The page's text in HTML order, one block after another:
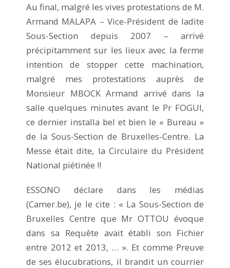
Au final, malgré les vives protestations de M.
Armand MALAPA – Vice-Président de ladite
Sous-Section depuis 2007 – arrivé
précipitamment sur les lieux avec la ferme
intention de stopper cette machination,
malgré mes protestations auprès de
Monsieur MBOCK Armand arrivé dans la
salle quelques minutes avant le Pr FOGUI,
ce dernier installa bel et bien le « Bureau »
de la Sous-Section de Bruxelles-Centre. La
Messe était dite, la Circulaire du Président
National piétinée !!
ESSONO déclare dans les médias
(Camer.be), je le cite : « La Sous-Section de
Bruxelles Centre que Mr OTTOU évoque
dans sa Requête avait établi son Fichier
entre 2012 et 2013, … ». Et comme Preuve
de ses élucubrations, il brandit un courrier